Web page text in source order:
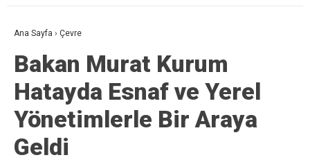
Ana Sayfa › Çevre
Bakan Murat Kurum
Hatayda Esnaf ve Yerel
Yönetimlerle Bir Araya
Geldi